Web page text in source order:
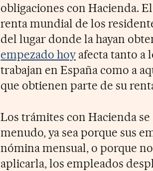
obligaciones con Hacienda.
renta mundial de los
del lugar donde la hayan
empezado hoy afecta tanto a
trabajan en España como a
que obtienen parte de su
Los trámites con Hacienda
menudo, ya sea porque sus
nómina mensual, o porque
aplicarla, los empleados